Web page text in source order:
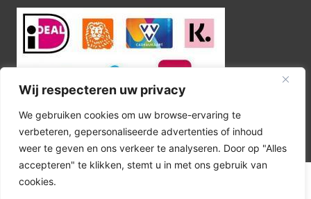
Wij respecteren uw privacy
We gebruiken cookies om uw browse-ervaring te
verbeteren, gepersonaliseerde advertenties of inhoud
weer te geven en ons verkeer te analyseren. Door op "Alles
accepteren" te klikken, stemt u in met ons gebruik van
cookies.